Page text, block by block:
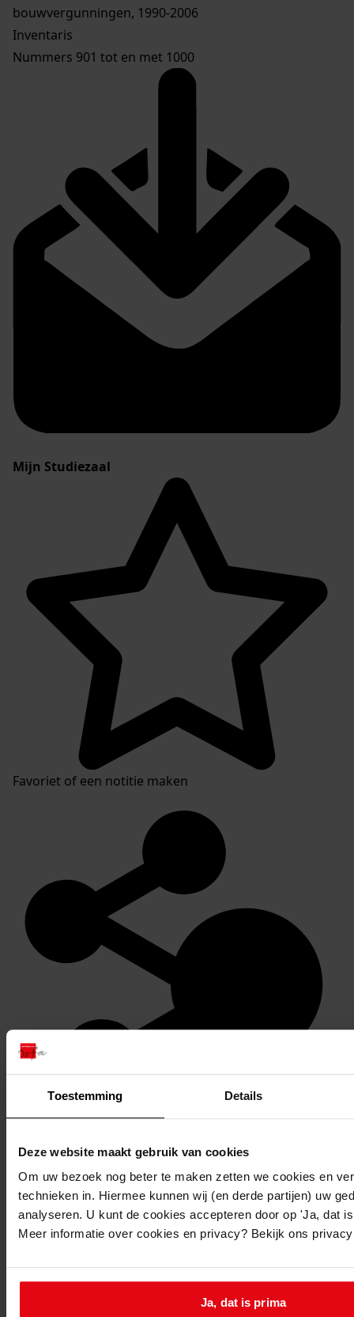
Toestemming Details
Deze website maakt gebruik van cookies
Om uw bezoek nog beter te maken zetten we cookies en
technieken in. Hiermee kunnen wij (en derde partijen) uw
analyseren. U kunt de cookies accepteren door op 'Ja, dat
Meer informatie over cookies en privacy? Bekijk ons
Ja, dat is prima
bouwvergunningen, 1990-2006
Inventaris
Nummers 901 tot en met 1000
Mijn Studiezaal
Favoriet of een notitie maken
Bestand